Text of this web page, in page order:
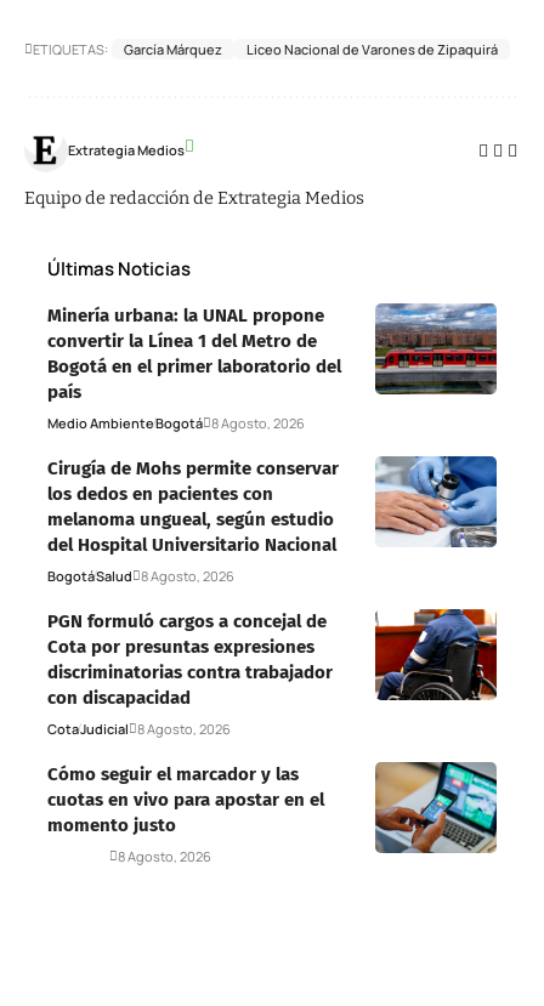
ETIQUETAS: García Márquez Liceo Nacional de Varones de Zipaquirá
Extrategia Medios
Equipo de redacción de Extrategia Medios
Últimas Noticias
Minería urbana: la UNAL propone
convertir la Línea 1 del Metro de
Bogotá en el primer laboratorio del
país
Medio AmbienteBogotá 8 Agosto, 2026
Cirugía de Mohs permite conservar
los dedos en pacientes con
melanoma ungueal, según estudio
del Hospital Universitario Nacional
BogotáSalud 8 Agosto, 2026
PGN formuló cargos a concejal de
Cota por presuntas expresiones
discriminatorias contra trabajador
con discapacidad
CotaJudicial 8 Agosto, 2026
Cómo seguir el marcador y las
cuotas en vivo para apostar en el
momento justo
8 Agosto, 2026